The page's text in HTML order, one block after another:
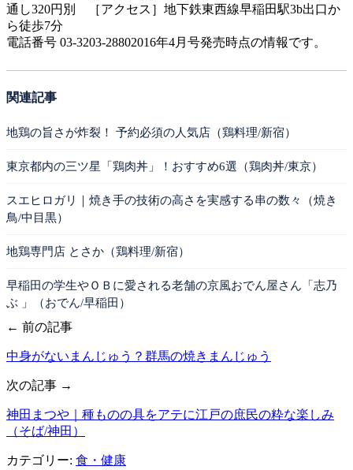
通し320円別 ［アクセス］地下鉄東西線早稲田駅3b出口か
ら徒歩7分
電話番号 03-3203-28802016年4月号発売時点の情報です。
関連記事
地鶏の旨さが炸裂！ 予約必須の人気店（鶏料理/新宿）
東京都内の三ツ星「鶏肉丼」！おすすめ6選（鶏肉丼/東京）
スエヒロガリ｜焼き手の技術の高さを実感する串の数々（焼き
鳥/中目黒）
地鶏専門店 とさか（鶏料理/新宿）
早稲田の学生やＯＢに愛される老舗の京風おでん屋さん「志乃
ぶ 」（おでん/早稲田）
← 前の記事
中身がないまんじゅう？群馬の焼きまんじゅう
次の記事 →
神田まつや｜種ものの具をアテに江戸の庶民の粋な楽しみ
（そば/神田）
カテゴリー: 食・健康